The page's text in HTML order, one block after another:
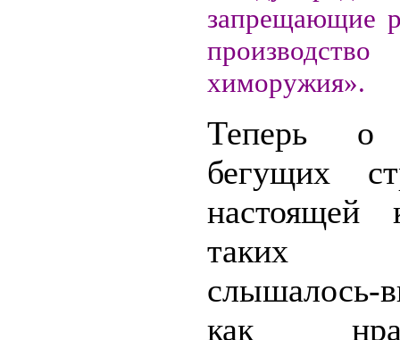
запрещающие
химоружия».
Теперь о
бегущих
настоящей
таких
слышалось-
как